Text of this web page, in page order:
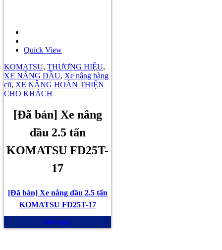
Quick View
KOMATSU, THƯƠNG HIỆU,
XE NÂNG DẦU, Xe nâng hàng
cũ, XE NÂNG HOÀN THIỆN
CHO KHÁCH
[Đã bán] Xe nâng
dầu 2.5 tấn
KOMATSU FD25T-
17
[Đã bán] Xe nâng dầu 2.5 tấn
KOMATSU FD25T-17
Mua ngay